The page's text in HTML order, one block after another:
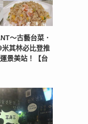
〜古藝台菜．
其林必比登推
景美站！【台